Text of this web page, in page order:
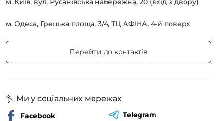
м. Київ, вул. Русанівська набережна, 20 (вхід з двору)
м. Одеса, Грецька площа, 3/4, ТЦ АФІНА, 4-й поверх
Перейти до контактів
Ми у соціальних мережах
Facebook
Telegram